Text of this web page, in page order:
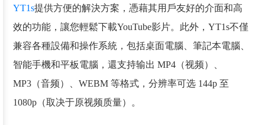
YT1s提供方便的解決方案，憑藉其用戶友好的介面和高
效的功能，讓您輕鬆下載YouTube影片。此外，YT1s不僅
兼容各種設備和操作系統，包括桌面電腦、筆記本電腦、
智能手機和平板電腦，還支持输出 MP4（视频）、
MP3（音频）、WEBM 等格式，分辨率可选 144p 至
1080p（取决于原视频质量）。